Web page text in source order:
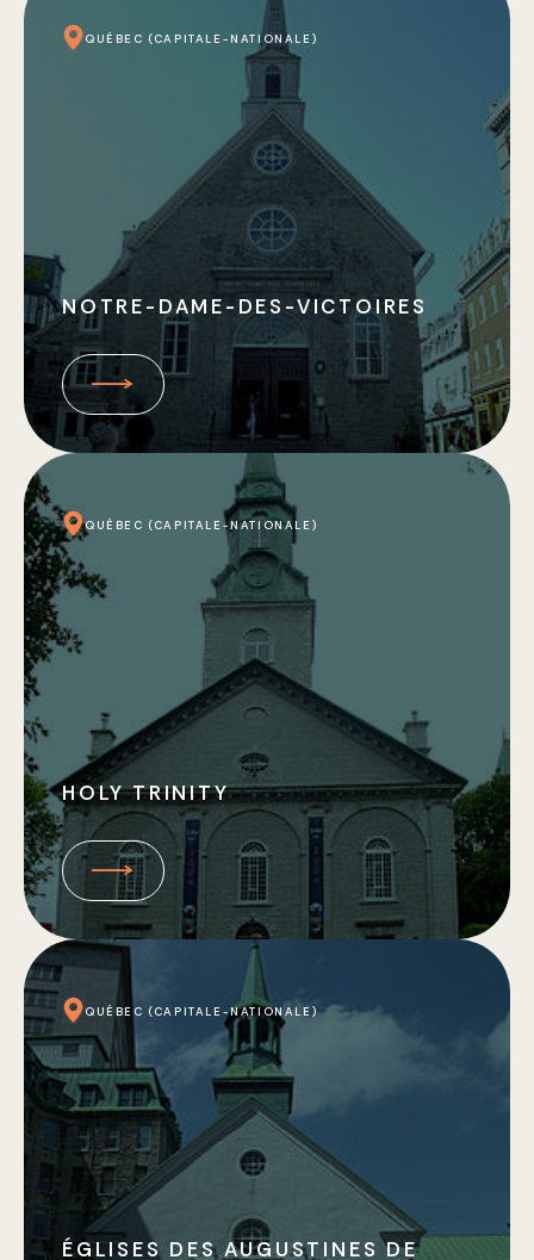
QUÉBEC (CAPITALE-NATIONALE)
NOTRE-DAME-DES-VICTOIRES
QUÉBEC (CAPITALE-NATIONALE)
HOLY TRINITY
QUÉBEC (CAPITALE-NATIONALE)
ÉGLISES DES AUGUSTINES DE